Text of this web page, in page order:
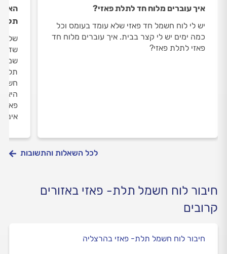
איך עוברים מלוח חד לתלת פאזי?
יש לי לוח חשמל חד פאזי שלא עומד בעומס וכל
כמה ימים יש לי קצר בבית. איך עוברים מלוח חד
פאזי לתלת פאזי?
האם
תלת
שלום
תלת
היא
לכל השאלות והתשובות
חיבור לוח חשמל תלת- פאזי באזורים
קרובים
חיבור לוח חשמל תלת- פאזי בהרצליה